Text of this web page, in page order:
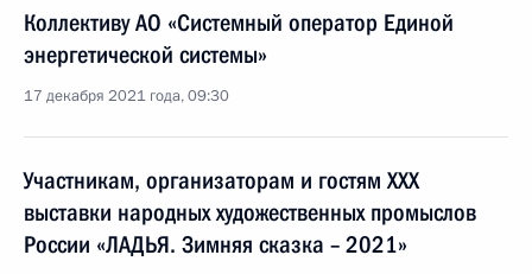
Коллективу АО «Системный оператор Единой
энергетической системы»
17 декабря 2021 года, 09:30
Участникам, организаторам и гостям XXX
выставки народных художественных промыслов
России «ЛАДЬЯ. Зимняя сказка – 2021»